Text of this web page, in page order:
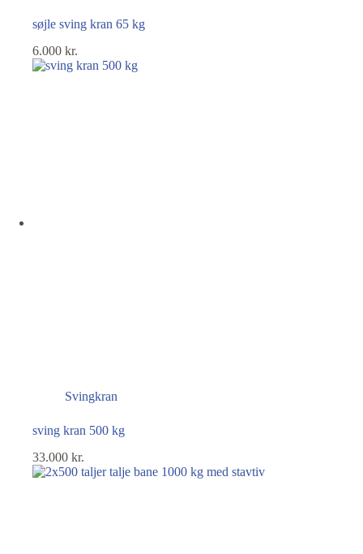
søjle sving kran 65 kg
6.000 kr.
Svingkran
sving kran 500 kg
33.000 kr.